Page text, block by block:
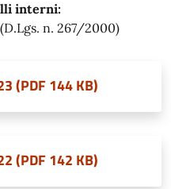
interni:
n. 267/2000)
(PDF 144 KB)
(PDF 142 KB)